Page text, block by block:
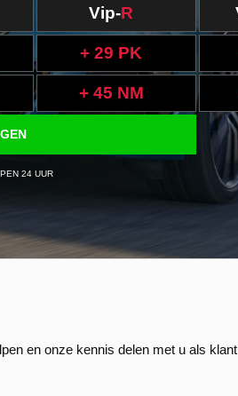
Vip-R
+ 29 PK
+ 45 NM
24 UUR
en onze kennis delen met u als